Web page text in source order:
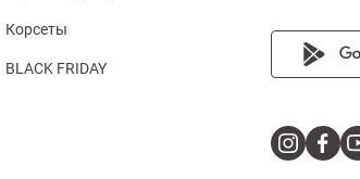
Корсеты
BLACK FRIDAY